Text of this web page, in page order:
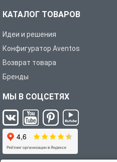
КАТАЛОГ ТОВАРОВ
Идеи и решения
Конфигуратор Aventos
Возврат товара
Бренды
МЫ В СОЦСЕТЯХ